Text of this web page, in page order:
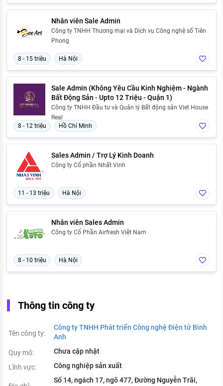
Nhân viên Sale Admin
Công ty TNHH Thương mại và Dịch vụ Công nghệ số Tiên
Phong
8 - 15 triệu Hà Nội
Sale Admin (Không Yêu Cầu Kinh Nghiệm - Ngành
Bất Động Sản - Upto 12 Triệu - Quận 1)
Công ty TNHH Đầu tư và Quản lý Bất động sản Viet House
Real
8 - 12 triệu
Hồ Chí Minh
Sales Admin / Trợ Lý Kinh Doanh
Công ty Cổ phần Nhất Vinh
11 - 13 triệu Hà Nội
Nhân viên Sales Admin
Công ty Cổ Phần Airfresh Việt Nam
8 - 10 triệu Hà Nội
Thông tin công ty
Tên công ty:
Công ty TNHH Phát triển Công nghệ Điện tử Bình
Anh
Quy mô:
Chưa cập nhật
Lĩnh vực:
Công nghiệp sản xuất
Số 14, ngách 17, ngõ 477, Đường Nguyễn Trãi,